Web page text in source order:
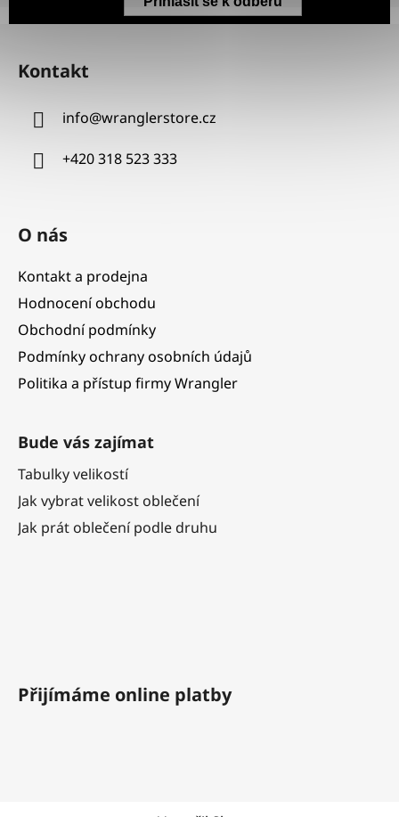
Z
Kontakt
info@wranglerstore.cz
+420 318 523 333
O nás
Kontakt a prodejna
Hodnocení obchodu
Obchodní podmínky
Podmínky ochrany osobních údajů
Politika a přístup firmy Wrangler
Bude vás zajímat
Tabulky velikostí
Jak vybrat velikost oblečení
Jak prát oblečení podle druhu
Přijímáme online platby